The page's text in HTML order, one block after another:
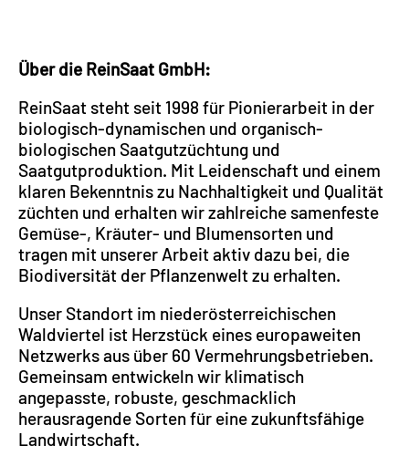
Über die ReinSaat GmbH:
ReinSaat steht seit 1998 für Pionierarbeit in der
biologisch-dynamischen und organisch-
biologischen Saatgutzüchtung und
Saatgutproduktion. Mit Leidenschaft und einem
klaren Bekenntnis zu Nachhaltigkeit und Qualität
züchten und erhalten wir zahlreiche samenfeste
Gemüse-, Kräuter- und Blumensorten und
tragen mit unserer Arbeit aktiv dazu bei, die
Biodiversität der Pflanzenwelt zu erhalten.
Unser Standort im niederösterreichischen
Waldviertel ist Herzstück eines europaweiten
Netzwerks aus über 60 Vermehrungsbetrieben.
Gemeinsam entwickeln wir klimatisch
angepasste, robuste, geschmacklich
herausragende Sorten für eine zukunftsfähige
Landwirtschaft.